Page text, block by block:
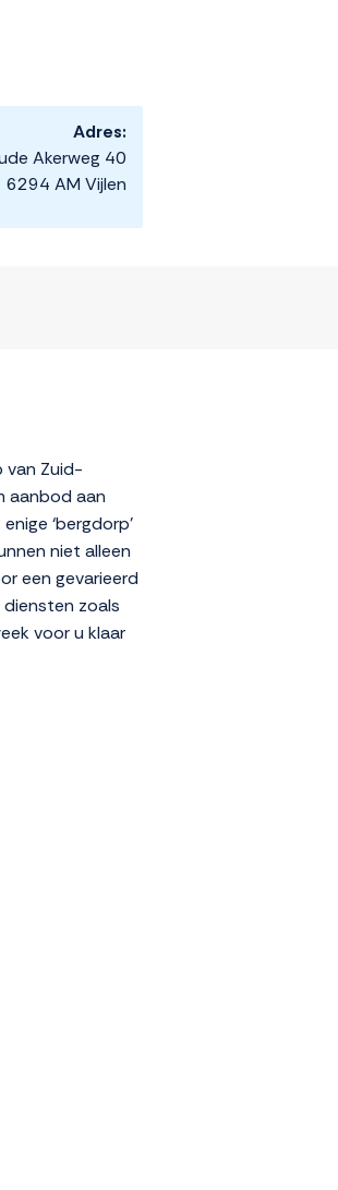
Adres:
Akerweg 40
6294 AM Vijlen
van Zuid-
aanbod aan
‘bergdorp’
niet alleen
een gevarieerd
zoals
voor u klaar